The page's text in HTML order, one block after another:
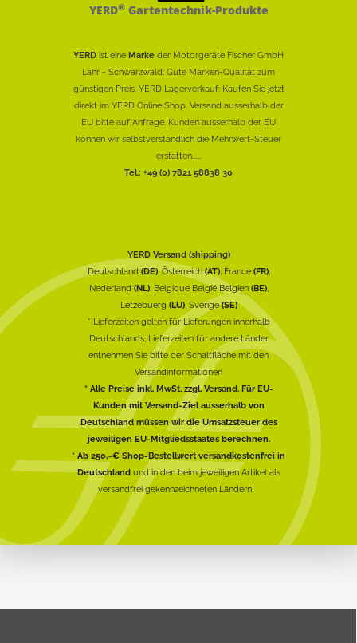
YERD®Gartentechnik-Produkte
YERD ist eine Marke der Motorgeräte Fischer GmbH
Lahr - Schwarzwald: Gute Marken-Qualität zum
günstigen Preis. YERD Lagerverkauf: Kaufen Sie jetzt
direkt im YERD Online Shop. Versand ausserhalb der
EU bitte auf Anfrage. Kunden ausserhalb der EU
können wir selbstverständlich die Mehrwert-Steuer
erstatten......
Tel.: +49 (0) 7821 58838 30
YERD Versand (shipping)
Deutschland(DE), Österreich(AT), France (FR),
Nederland (NL), Belgique België Belgien (BE),
Lëtzebuerg (LU), Sverige(SE)
* Lieferzeiten gelten für Lieferungen innerhalb
Deutschlands, Lieferzeiten für andere Länder
entnehmen Sie bitte der Schaltfläche mit den
Versandinformationen
* Alle Preise inkl. MwSt. zzgl. Versand. Für EU-
Kunden mit Versand-Ziel ausserhalb von
Deutschland müssen wir die Umsatzsteuer des
jeweiligen EU-Mitgliedsstaates berechnen.
* Ab 250,-€ Shop-Bestellwert versandkostenfrei in
Deutschlandund in den beim jeweiligen Artikel als
versandfrei gekennzeichneten Ländern!